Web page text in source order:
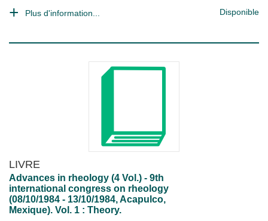
Plus d'information... Disponible
LIVRE
Advances in rheology (4 Vol.) - 9th
international congress on rheology
(08/10/1984 - 13/10/1984, Acapulco,
Mexique). Vol. 1 : Theory.